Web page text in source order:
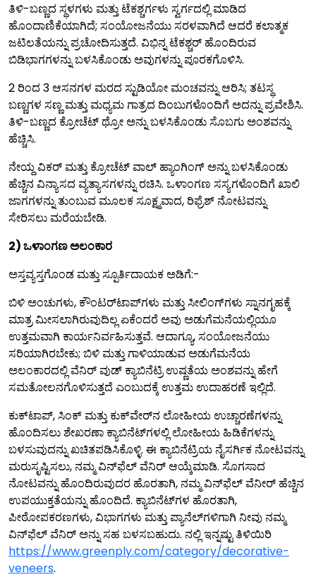
ತಿಳಿ-ಬಣ್ಣದ ಸ್ಥಳಗಳು ಮತ್ತು ಟೆಕಶ್ಚರ್ಗಳು ಸ್ವರ್ಗದಲ್ಲಿ ಮಾಡಿದ
ಹೊಂದಾಣಿಕೆಯಾಗಿದೆ; ಸಂಯೋಜನೆಯು ಸರಳವಾಗಿದೆ ಆದರೆ ಕಲಾತ್ಮಕ
ಜಟಿಲತೆಯನ್ನು ಪ್ರಚೋದಿಸುತ್ತದೆ. ವಿಭಿನ್ನ ಟೆಕಶ್ಚರ್ ಹೊಂದಿರುವ
ಬಿಡಿಭಾಗಗಳನ್ನು ಬಳಸಿಕೊಂಡು ಅವುಗಳನ್ನು ಪೂರಕಗೊಳಿಸಿ.
2 ರಿಂದ 3 ಆಸನಗಳ ಮರದ ಸ್ಟುಡಿಯೋ ಮಂಚವನ್ನು ಆರಿಸಿ; ತಟಸ್ಥ
ಬಣ್ಣಗಳ ಸಣ್ಣ ಮತ್ತು ಮಧ್ಯಮ ಗಾತ್ರದ ದಿಂಬುಗಳೊಂದಿಗೆ ಅದನ್ನು ಪ್ರವೇಶಿಸಿ.
ತಿಳಿ-ಬಣ್ಣದ ಕ್ರೋಚೆಟ್ ಥ್ರೋ ಅನ್ನು ಬಳಸಿಕೊಂಡು ಸೊಬಗು ಅಂಶವನ್ನು
ಹೆಚ್ಚಿಸಿ.
ನೇಯ್ದ ವಿಕರ್ ಮತ್ತು ಕ್ರೋಚೆಟ್ ವಾಲ್ ಹ್ಯಾಂಗಿಂಗ್ ಅನ್ನು ಬಳಸಿಕೊಂಡು
ಹೆಚ್ಚಿನ ವಿನ್ಯಾಸದ ವ್ಯತ್ಯಾಸಗಳನ್ನು ರಚಿಸಿ. ಒಳಾಂಗಣ ಸಸ್ಯಗಳೊಂದಿಗೆ ಖಾಲಿ
ಜಾಗಗಳನ್ನು ತುಂಬುವ ಮೂಲಕ ಸೂಕ್ಷ್ಮವಾದ, ರಿಫ್ರೆಶ್ ನೋಟವನ್ನು
ಸೇರಿಸಲು ಮರೆಯಬೇಡಿ.
2) ಒಳಾಂಗಣ ಅಲಂಕಾರ
ಅಸ್ತವ್ಯಸ್ತಗೊಂಡ ಮತ್ತು ಸ್ಪೂರ್ತಿದಾಯಕ ಅಡಿಗೆ:-
ಬಿಳಿ ಅಂಚುಗಳು, ಕೌಂಟರ್‌ಟಾಪ್‌ಗಳು ಮತ್ತು ಸೀಲಿಂಗ್‌ಗಳು ಸ್ನಾನಗೃಹಕ್ಕೆ
ಮಾತ್ರ ಮೀಸಲಾಗಿರುವುದಿಲ್ಲ ಏಕೆಂದರೆ ಅವು ಅಡುಗೆಮನೆಯಲ್ಲಿಯೂ
ಉತ್ತಮವಾಗಿ ಕಾರ್ಯನಿರ್ವಹಿಸುತ್ತವೆ. ಆದಾಗ್ಯೂ, ಸಂಯೋಜನೆಯು
ಸರಿಯಾಗಿರಬೇಕು; ಬಿಳಿ ಮತ್ತು ಗಾಳಿಯಾಡುವ ಅಡುಗೆಮನೆಯ
ಅಲಂಕಾರದಲ್ಲಿ ವೆನಿರ್ ವುಡ್ ಕ್ಯಾಬಿನೆಟ್ರಿ ಉಷ್ಣತೆಯ ಅಂಶವನ್ನು ಹೇಗೆ
ಸಮತೋಲನಗೊಳಿಸುತ್ತದೆ ಎಂಬುದಕ್ಕೆ ಉತ್ತಮ ಉದಾಹರಣೆ ಇಲ್ಲಿದೆ.
ಕುಕ್‌ಟಾಪ್, ಸಿಂಕ್ ಮತ್ತು ಕುಕ್‌ವೇರ್‌ನ ಲೋಹೀಯ ಉಚ್ಚಾರಣೆಗಳನ್ನು
ಹೊಂದಿಸಲು ಶೇಖರಣಾ ಕ್ಯಾಬಿನೆಟ್‌ಗಳಲ್ಲಿ ಲೋಹೀಯ ಹಿಡಿಕೆಗಳನ್ನು
ಬಳಸುವುದನ್ನು ಖಚಿತಪಡಿಸಿಕೊಳ್ಳಿ. ಈ ಕ್ಯಾಬಿನೆಟ್ರಿಯ ನೈಸರ್ಗಿಕ ನೋಟವನ್ನು
ಮರುಸೃಷ್ಟಿಸಲು, ನಮ್ಮ ವಿನ್‌ಫೆಲ್ ವೆನಿರ್ ಆಯ್ಕೆಮಾಡಿ. ಸೊಗಸಾದ
ನೋಟವನ್ನು ಹೊಂದಿರುವುದರ ಹೊರತಾಗಿ, ನಮ್ಮ ವಿನ್‌ಫೆಲ್ ವೆನೀರ್ ಹೆಚ್ಚಿನ
ಉಪಯುಕ್ತತೆಯನ್ನು ಹೊಂದಿದೆ. ಕ್ಯಾಬಿನೆಟ್‌ಗಳ ಹೊರತಾಗಿ,
ಪೀಠೋಪಕರಣಗಳು, ವಿಭಾಗಗಳು ಮತ್ತು ಪ್ಯಾನೆಲ್‌ಗಳಿಗಾಗಿ ನೀವು ನಮ್ಮ
ವಿನ್‌ಫೆಲ್ ವೆನಿರ್ ಅನ್ನು ಸಹ ಬಳಸಬಹುದು. ನಲ್ಲಿ ಇನ್ನಷ್ಟು ತಿಳಿಯಿರಿ
https://www.greenply.com/category/decorative-
veneers.